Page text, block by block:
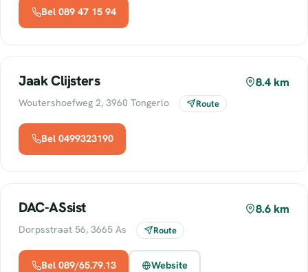
Bel 089 47 15 94
Jaak Clijsters 8.4 km
Woutershoefweg 2, 3960 Tongerlo Route
Bel 0499323190
DAC-ASsist 8.6 km
Dorpsstraat 56, 3665 As Route
Bel 089/65.79.13 Website